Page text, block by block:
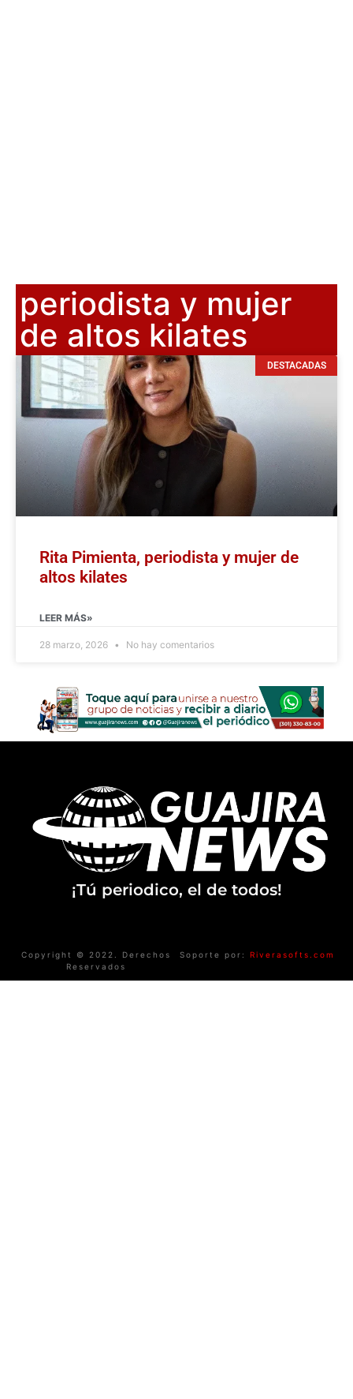
periodista y mujer
de altos kilates
DESTACADAS
Rita Pimienta, periodista y mujer de
altos kilates
LEER MÁS»
28 marzo, 2026 No hay comentarios
¡Tú periodico, el de todos!
Copyright © 2022. Derechos
Reservados
Soporte por: Riverasofts.com